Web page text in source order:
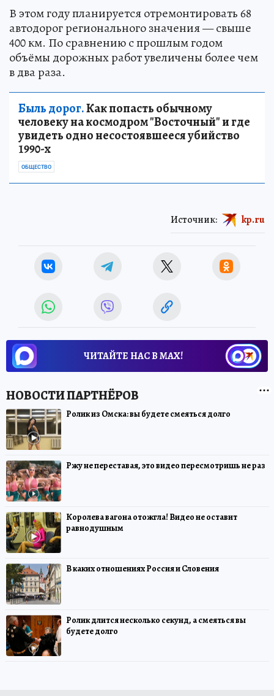
В этом году планируется отремонтировать 68
автодорог регионального значения — свыше
400 км. По сравнению с прошлым годом
объёмы дорожных работ увеличены более чем
в два раза.
Быль дорог.Как попасть обычному
человеку на космодром "Восточный" и где
увидеть одно несостоявшееся убийство
1990-х
ОБЩЕСТВО
Источник: kp.ru
ЧИТАЙТЕ НАС В МАХ!
Ролик из Омска: вы будете смеяться долго
Ржу не переставая, это видео пересмотришь не раз
Королева вагона отожгла! Видео не оставит
равнодушным
В каких отношениях Россия и Словения
Ролик длится несколько секунд, а смеяться вы
будете долго